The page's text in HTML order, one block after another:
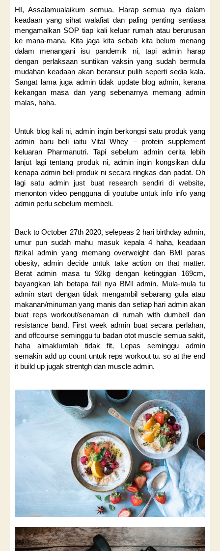
HI, Assalamualaikum semua. Harap semua nya dalam
keadaan yang sihat walafiat dan paling penting sentiasa
mengamalkan SOP tiap kali keluar rumah atau berurusan
ke mana-mana. Kita jaga kita sebab kita belum menang
dalam menangani isu pandemik ni, tapi admin harap
dengan perlaksaan suntikan vaksin yang sudah bermula
mudahan keadaan akan beransur pulih seperti sedia kala.
Sangat lama juga admin tidak update blog admin, kerana
kekangan masa dan yang sebenarnya memang admin
malas, haha.
Untuk blog kali ni, admin ingin berkongsi satu produk yang
admin baru beli iaitu Vital Whey – protein supplement
keluaran Pharmanutri. Tapi sebelum admin cerita lebih
lanjut lagi tentang produk ni, admin ingin kongsikan dulu
kenapa admin beli produk ni secara ringkas dan padat. Oh
lagi satu admin just buat research sendiri di website,
menonton video pengguna di youtube untuk info info yang
admin perlu sebelum membeli.
Back to October 27th 2020, selepeas 2 hari birthday admin,
umur pun sudah mahu masuk kepala 4 haha, keadaan
fizikal admin yang memang overweight dan BMI paras
obesity, admin decide untuk take action on that matter.
Berat admin masa tu 92kg dengan ketinggian 169cm,
bayangkan lah betapa fail nya BMI admin. Mula-mula tu
admin start dengan tidak mengambil sebarang gula atau
makanan/minuman yang manis dan setiap hari admin akan
buat reps workout/senaman di rumah with dumbell dan
resistance band. First week admin buat secara perlahan,
and offcourse seminggu tu badan otot muscle semua sakit,
haha almaklumlah tidak fit, Lepas seminggu admin
semakin add up count untuk reps workout tu. so at the end
it build up jugak strentgh dan muscle admin.